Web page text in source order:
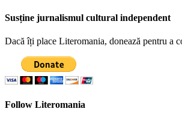
Susține jurnalismul cultural independent
Dacă îți place Literomania, donează pentru a
Follow Literomania